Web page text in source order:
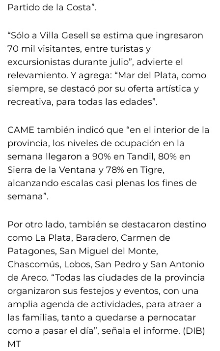
Partido de la Costa”.
“Sólo a Villa Gesell se estima que ingresaron
70 mil visitantes, entre turistas y
excursionistas durante julio”, advierte el
relevamiento. Y agrega: “Mar del Plata, como
siempre, se destacó por su oferta artística y
recreativa, para todas las edades”.
CAME también indicó que “en el interior de la
provincia, los niveles de ocupación en la
semana llegaron a 90% en Tandil, 80% en
Sierra de la Ventana y 78% en Tigre,
alcanzando escalas casi plenas los fines de
semana”.
Por otro lado, también se destacaron destino
como La Plata, Baradero, Carmen de
Patagones, San Miguel del Monte,
Chascomús, Lobos, San Pedro y San Antonio
de Areco. “Todas las ciudades de la provincia
organizaron sus festejos y eventos, con una
amplia agenda de actividades, para atraer a
las familias, tanto a quedarse a pernocatar
como a pasar el día”, señala el informe. (DIB)
MT